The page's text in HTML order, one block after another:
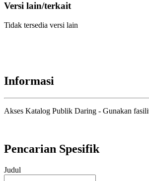
Versi lain/terkait
Tidak tersedia versi lain
Informasi
Akses Katalog Publik Daring - Gunakan
Pencarian Spesifik
Judul